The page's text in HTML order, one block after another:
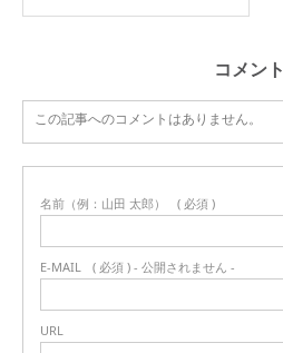
コメント
この記事へのコメントはありません。
名前（例：山田 太郎） ( 必須 )
E-MAIL ( 必須 ) - 公開されません -
URL